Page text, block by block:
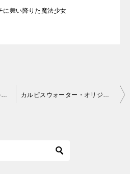
に舞い降りた魔法少女
サントリーコーヒーボス ゴルゴ１３オリジナルフィギュア カルピスウォーター・オリジナル・タッチ・フィギュア